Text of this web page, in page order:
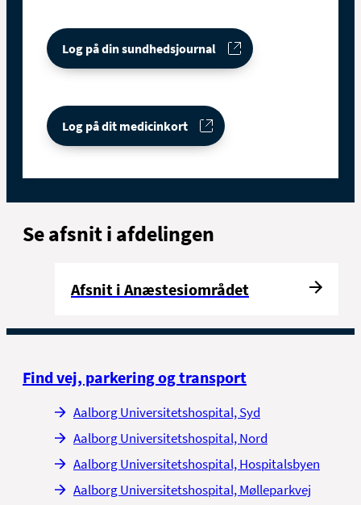
Log på din sundhedsjournal
Log på dit medicinkort
Se afsnit i afdelingen
Afsnit i Anæstesiområdet
Find vej, parkering og transport
Aalborg Universitetshospital, Syd
Aalborg Universitetshospital, Nord
Aalborg Universitetshospital, Hospitalsbyen
Aalborg Universitetshospital, Mølleparkvej